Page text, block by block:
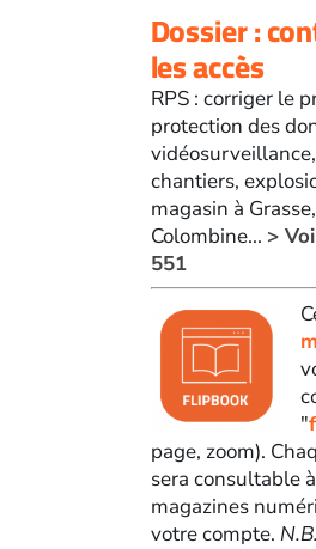
Dossier :
les accès
RPS : corriger le
protection des
chantiers,
magasin à
Colombine... >
551
"
page, zoom).
sera consultable
magazines
votre compte.